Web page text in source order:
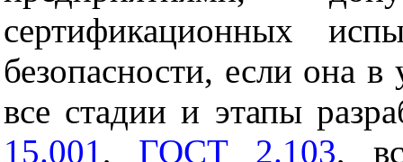
сертификационных
безопасности, если она
все стадии и этапы
15.001 , ГОСТ 2.103,